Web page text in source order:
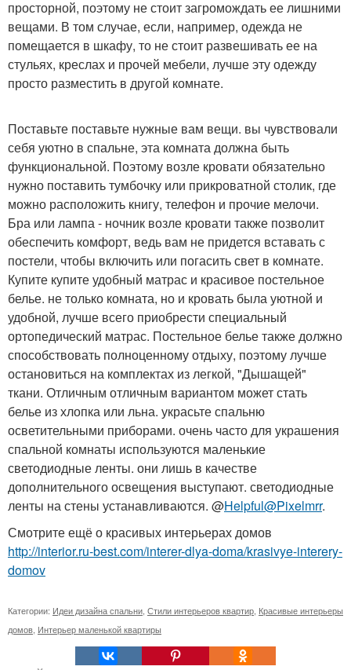
просторной, поэтому не стоит загромождать ее лишними
вещами. В том случае, если, например, одежда не
помещается в шкафу, то не стоит развешивать ее на
стульях, креслах и прочей мебели, лучше эту одежду
просто разместить в другой комнате.
Поставьте поставьте нужные вам вещи. вы чувствовали
себя уютно в спальне, эта комната должна быть
функциональной. Поэтому возле кровати обязательно
нужно поставить тумбочку или прикроватной столик, где
можно расположить книгу, телефон и прочие мелочи.
Бра или лампа - ночник возле кровати также позволит
обеспечить комфорт, ведь вам не придется вставать с
постели, чтобы включить или погасить свет в комнате.
Купите купите удобный матрас и красивое постельное
белье. не только комната, но и кровать была уютной и
удобной, лучше всего приобрести специальный
ортопедический матрас. Постельное белье также должно
способствовать полноценному отдыху, поэтому лучше
остановиться на комплектах из легкой, "Дышащей"
ткани. Отличным отличным вариантом может стать
белье из хлопка или льна. украсьте спальню
осветительными приборами. очень часто для украшения
спальной комнаты используются маленькие
светодиодные ленты. они лишь в качестве
дополнительного освещения выступают. светодиодные
ленты на стены устанавливаются. @Helpful@Pixelmrr.
Смотрите ещё о красивых интерьерах домов
http://interior.ru-best.com/interer-dlya-doma/krasivye-interery-
domov
Категории: Идеи дизайна спальни Стили интерьеров квартир Красивые интерьеры
домов Интерьер маленькой квартиры